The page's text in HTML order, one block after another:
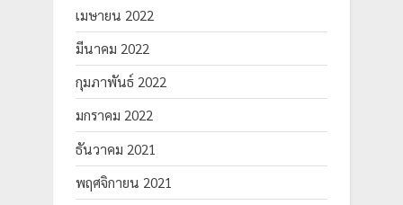
เมษายน 2022
มีนาคม 2022
กุมภาพันธ์ 2022
มกราคม 2022
ธันวาคม 2021
พฤศจิกายน 2021